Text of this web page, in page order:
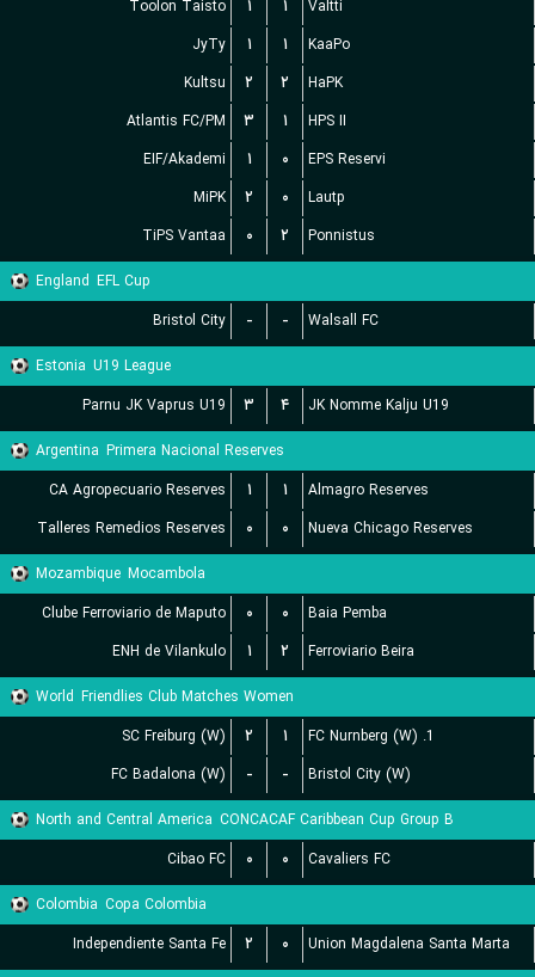
Toolon Taisto ۱ ۱
Valtti
JyTy
۱ ۱
KaaPo
Kultsu
۲ ۲
HaPK
Atlantis FC/PM
۳ ۱
HPS II
EIF/Akademi
۱ ۰
EPS Reservi
MiPK
۲ ۰
Lautp
TiPS Vantaa
۰ ۲
Ponnistus
England EFL Cup
Bristol City
- -
Walsall FC
Estonia U19 League
Parnu JK Vaprus U19
۳ ۴
JK Nomme Kalju U19
Argentina Primera Nacional Reserves
CA Agropecuario Reserves
۱ ۱
Almagro Reserves
Talleres Remedios Reserves
۰ ۰
Nueva Chicago Reserves
Mozambique Mocambola
Clube Ferroviario de Maputo
۰ ۰
Baia Pemba
ENH de Vilankulo
۱ ۲
Ferroviario Beira
World Friendlies Club Matches Women
SC Freiburg (W)
۲ ۱
1. FC Nurnberg (W)
FC Badalona (W)
- -
Bristol City (W)
North and Central America CONCACAF Caribbean Cup Group B
Cibao FC
۰ ۰
Cavaliers FC
Colombia Copa Colombia
Independiente Santa Fe
۲ ۰
Union Magdalena Santa Marta